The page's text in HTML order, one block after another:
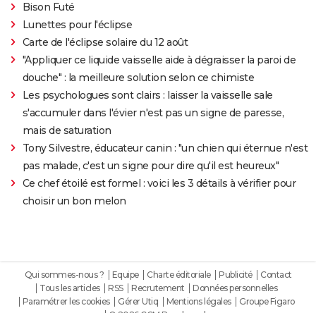
Bison Futé
Lunettes pour l'éclipse
Carte de l'éclipse solaire du 12 août
"Appliquer ce liquide vaisselle aide à dégraisser la paroi de
douche" : la meilleure solution selon ce chimiste
Les psychologues sont clairs : laisser la vaisselle sale
s'accumuler dans l'évier n'est pas un signe de paresse,
mais de saturation
Tony Silvestre, éducateur canin : "un chien qui éternue n'est
pas malade, c'est un signe pour dire qu'il est heureux"
Ce chef étoilé est formel : voici les 3 détails à vérifier pour
choisir un bon melon
Qui sommes-nous ? Equipe Charte éditoriale Publicité
Contact
Tous les articles
RSS Recrutement
Données personnelles
Paramétrer les cookies
Gérer Utiq Mentions légales
Groupe Figaro